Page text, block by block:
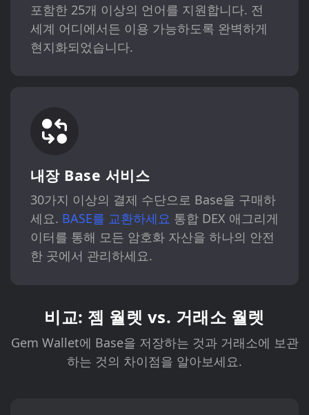
포함한 25개 이상의 언어를 지원합니다. 전
세계 어디에서든 이용 가능하도록 완벽하게
현지화되었습니다.
내장 Base 서비스
30가지 이상의 결제 수단으로 Base을 구매하
세요. BASE를 교환하세요 통합 DEX 애그리게
이터를 통해 모든 암호화 자산을 하나의 안전
한 곳에서 관리하세요.
비교: 젬 월렛 vs. 거래소 월렛
Gem Wallet에 Base을 저장하는 것과 거래소에 보관
하는 것의 차이점을 알아보세요.